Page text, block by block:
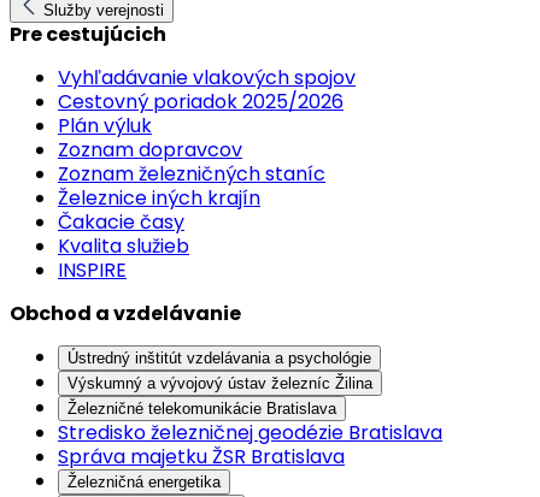
Služby verejnosti
Pre cestujúcich
Vyhľadávanie vlakových spojov
Cestovný poriadok 2025/2026
Plán výluk
Zoznam dopravcov
Zoznam železničných staníc
Železnice iných krajín
Čakacie časy
Kvalita služieb
INSPIRE
Obchod a vzdelávanie
Ústredný inštitút vzdelávania a psychológie
Výskumný a vývojový ústav železníc Žilina
Železničné telekomunikácie Bratislava
Stredisko železničnej geodézie Bratislava
Správa majetku ŽSR Bratislava
Železničná energetika